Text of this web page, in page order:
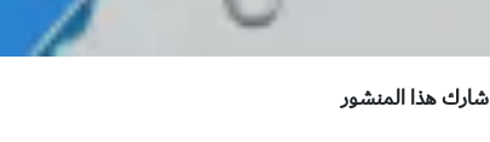
شارك هذا المنشور